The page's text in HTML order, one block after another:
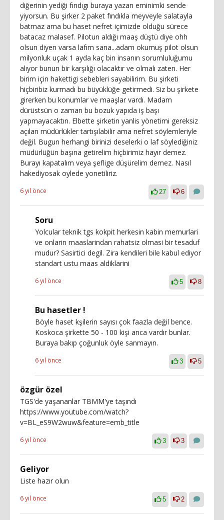
diğerinin yediği fındıgı buraya yazan eminimki sende
yiyorsun. Bu şirker 2 paket fındıkla meyveyle salatayla
batmaz ama bu haset nefret içimizde olduğu sürece
batacaz malasef. Pilotun aldığı maaş düştü diye ohh
olsun diyen varsa lafım sana...adam okumuş pilot olsun
milyonluk uçak 1 ayda kaç bin insanın sorumluluğumu
alıyor bunun bir karşılığı olacaktır ve olmalı zaten. Her
birim için hakettigi sebebleri sayabilirim. Bu şirketi
hiçbiribiz kurmadı bu büyüklüğe getirmedi. Siz bu şirkete
girerken bu konumlar ve maaşlar vardı. Madam
dürüstsün o zaman bu bozuk yapıda iş başı
yapmayacaktın. Elbette şirketin yanlis yönetimi gereksiz
açılan müdürlükler tartışılabilir ama nefret söylemleriyle
değil. Bugun herhangi birinizi deselerki o laf söylediğiniz
müdürlüğün başına getirelim hiçbirimiz hayır demez.
Burayı kapatalım veya şeflige düşürelim demez. Nasıl
hakediyosak oylede yonetiliriz.
6 yıl önce 27 6
Soru
Yolcular teknik tgs kokpit herkesin kabin memurlari
ve onlarin maaslarindan rahatsiz olmasi bir tesaduf
mudur? Sasirtici degil. Zira kendileri bile kabul ediyor
standart ustu maas aldiklarini
6 yıl önce 5 8
Bu hasetler !
Böyle haset kşilerin sayısı çok faazla değil bence.
Koskoca şirkette 50 - 100 kişi anca vardır bunlar.
Buraya bakıp çoğunluk öyle sanmayın.
6 yıl önce 3 5
özgür özel
TGS'de yaşananlar TBMM'ye taşındı
https://www.youtube.com/watch?
v=BL_eS9W2wuw&feature=emb_title
6 yıl önce 3 3
Geliyor
Liste hazır olun
6 yıl önce 5 2